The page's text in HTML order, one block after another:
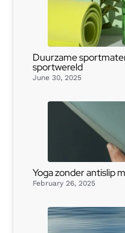
Duurzame
sportwereld
June 30, 2025
Yoga zonder antislip
February 26, 2025